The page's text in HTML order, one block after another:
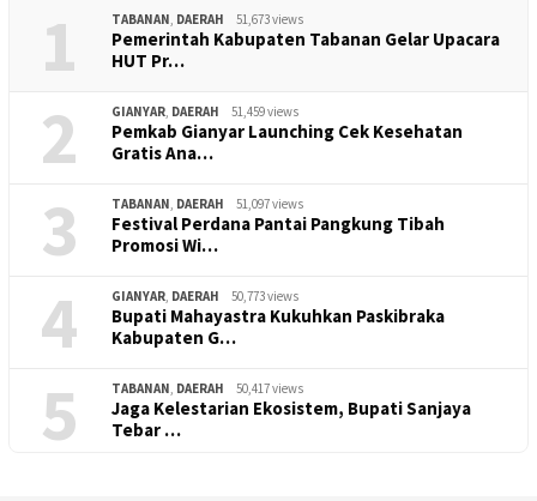
1 TABANAN DAERAH 51,673 views
Pemerintah Kabupaten Tabanan Gelar Upacara
HUT Pr…
2 GIANYAR DAERAH 51,459 views
Pemkab Gianyar Launching Cek Kesehatan
Gratis Ana…
3 TABANAN DAERAH 51,097 views
Festival Perdana Pantai Pangkung Tibah
Promosi Wi…
4 GIANYAR DAERAH 50,773 views
Bupati Mahayastra Kukuhkan Paskibraka
Kabupaten G…
5 TABANAN DAERAH 50,417 views
Jaga Kelestarian Ekosistem, Bupati Sanjaya
Tebar …